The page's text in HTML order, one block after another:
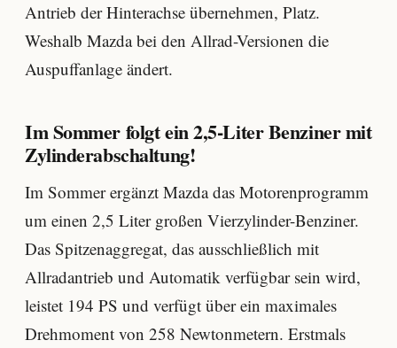
Antrieb der Hinterachse übernehmen, Platz.
Weshalb Mazda bei den Allrad-Versionen die
Auspuffanlage ändert.
Im Sommer folgt ein 2,5-Liter Benziner mit
Zylinderabschaltung!
Im Sommer ergänzt Mazda das Motorenprogramm
um einen 2,5 Liter großen Vierzylinder-Benziner.
Das Spitzenaggregat, das ausschließlich mit
Allradantrieb und Automatik verfügbar sein wird,
leistet 194 PS und verfügt über ein maximales
Drehmoment von 258 Newtonmetern. Erstmals